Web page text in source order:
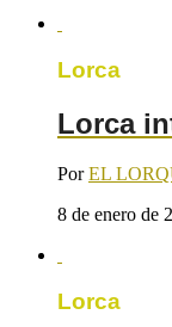
Lorca
Lorca
PorEL
8 de enero de
Lorca